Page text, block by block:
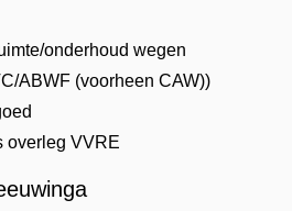
onderhoud wegen
ABWF (voorheen CAW))
overleg VVRE